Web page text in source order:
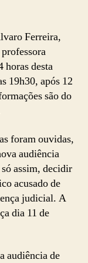
Ferreira,
horas desta
19h30, após 12
são do
foram ouvidas,
audiência
assim, decidir
acusado de
judicial. A
dia 11 de
audiência de